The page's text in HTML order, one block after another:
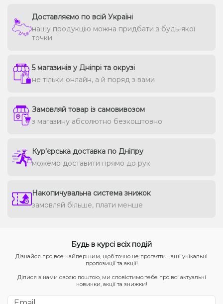
Доставляємо по всій Україні
нашу продукцію можна придбати з будь-якої
точки
5 магазинів у Дніпрі та окрузі
не тільки онлайн, а й поряд з вами
Замовляй товар із самовивозом
з магазину абсолютно безкоштовно
Кур'єрська доставка по Дніпру
можемо доставити прямо до рук
Накопичувальна система знижок
замовляй більше, плати менше
Будь в курсі всіх подій
Дізнайся про все найпершим, щоб точно не прогаяти наші унікальні
пропозиції та акції!
Ділися з нами своєю поштою, ми сповістимо тебе про всі актуальні
новинки, акції та знижки!